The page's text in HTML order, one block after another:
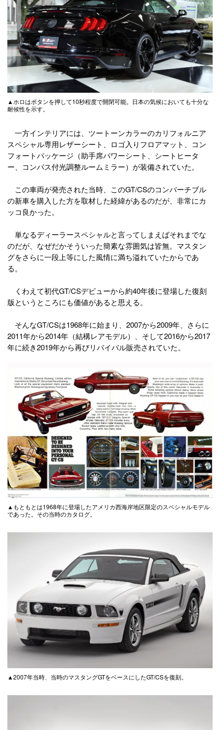
▲ホロはボタンを押して10秒程度で開閉可能。日本の気候においても十分な
耐候性を示す。
一方インテリアには、ツートーンカラーのカリフォルニア
スペシャル専用レザーシート、ロゴ入りフロアマット、コン
フォートパッケージ（助手席パワーシート、シートヒータ
ー、コンパス付光調整ルームミラー）が装備されていた。
この車両が発売された当時、このGT/CSのコンバーチブル
の新車を購入した方を取材した経緯があるのだが、非常にカ
ッコ良かった。
単なるディーラースペシャルと言ってしまえばそれまでな
のだが、なぜだかそういった簡素な雰囲気は皆無。マスタン
グをさらに一段上等にした風情に満ち溢れていたからであ
る。
くわえて初代GT/CSデビューから約40年後に登場した復刻
版というところにも価値があると思える。
そんなGT/CSは1968年に始まり、2007から2009年、さらに
2011年から2014年（結構レアモデル）、そして2016から2017
年に続き2019年から再びリバイバル販売されていた。
▲もともとは1968年に登場したアメリカ西海岸地区限定のスペシャルモデル
であった。その当時のカタログ。
▲2007年当時、当時のマスタングGTをベースにしたGT/CSを復刻。